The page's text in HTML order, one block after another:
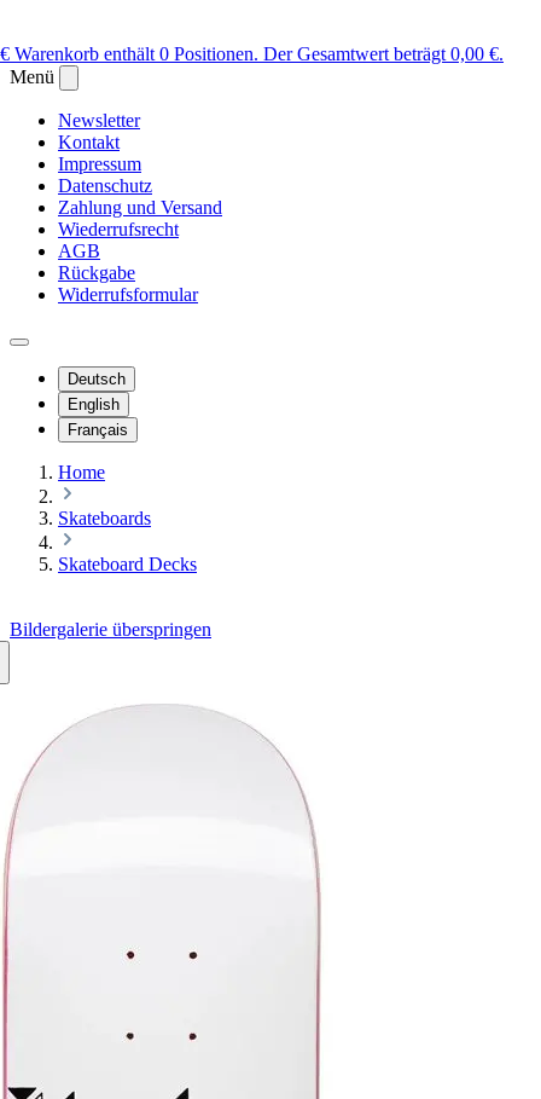
Warenkorb enthält 0 Positionen. Der Gesamtwert beträgt 0,00 €.
Menü
Newsletter
Kontakt
Impressum
Datenschutz
Zahlung und Versand
Wiederrufsrecht
AGB
Rückgabe
Widerrufsformular
Deutsch
English
Français
Home
Skateboards
Skateboard Decks
Bildergalerie überspringen